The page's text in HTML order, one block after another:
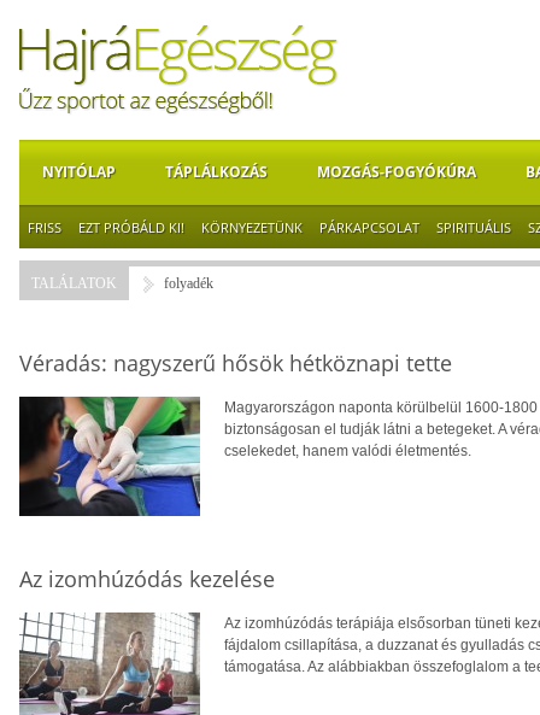
NYITÓLAP TÁPLÁLKOZÁS MOZGÁS-FOGYÓKÚRA
FRISS EZT PRÓBÁLD KI! KÖRNYEZETÜNK PÁRKAPCSOLAT SPIRITUÁLIS
TALÁLATOK folyadék
Véradás: nagyszerű hősök hétköznapi tette
Magyarországon naponta körülbelül 1600-
biztonságosan el tudják látni a betegeket. A
cselekedet, hanem valódi életmentés.
Az izomhúzódás kezelése
Az izomhúzódás terápiája elsősorban tüneti
fájdalom csillapítása, a duzzanat és gyulladás
támogatása. Az alábbiakban összefoglalom a